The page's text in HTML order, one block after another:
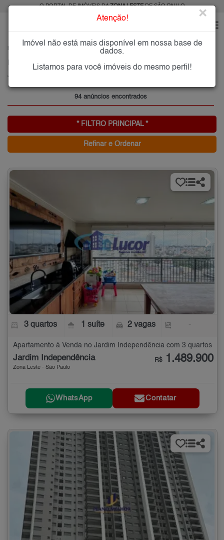
O PORTAL DE IMÓVEIS DAZONA LESTEDE SÃO PAULO
JARDIM INDEPENDÊNCIA
Jardim Independência, Zona Leste
94 anúncios encontrados
* FILTRO PRINCIPAL *
Refinar e Ordenar
3 quartos 1 suíte 2 vagas
Apartamento à Venda no Jardim Independência com 3 quartos
Jardim Independência
Zona Leste - São Paulo
R$ 1.489.900
WhatsApp Contatar
Atenção! ×
Imóvel não está mais disponível em nossa base de
dados.
Listamos para você imóveis do mesmo perfil!